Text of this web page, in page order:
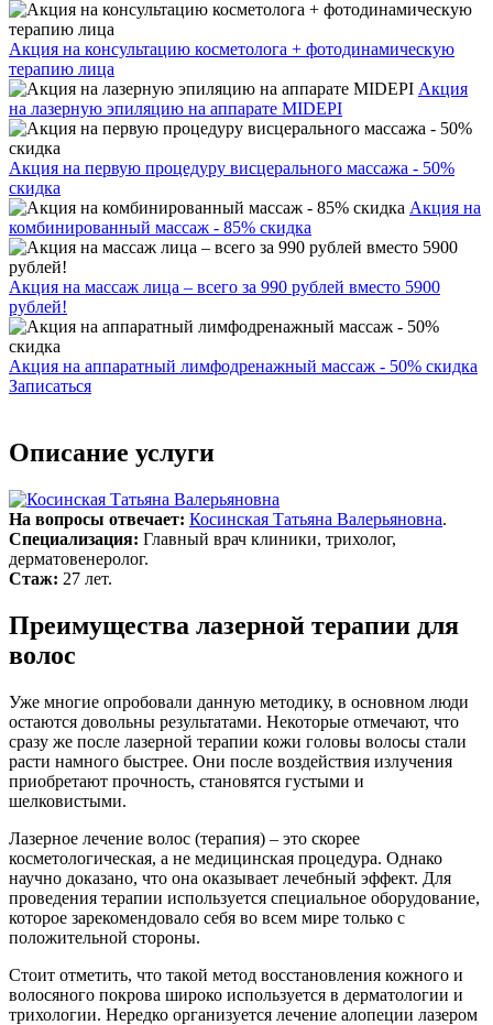
Акция на консультацию косметолога + фотодинамическую
терапию лица
Акция
на лазерную эпиляцию на аппарате MIDEPI
Акция на первую процедуру висцерального массажа - 50%
скидка
Акция на
комбинированный массаж - 85% скидка
Акция на массаж лица – всего за 990 рублей вместо 5900
рублей!
Акция на аппаратный лимфодренажный массаж - 50% скидка
Записаться
Описание услуги
На вопросы отвечает: Косинская Татьяна Валерьяновна.
Специализация: Главный врач клиники, трихолог,
дерматовенеролог.
Стаж: 27 лет.
Преимущества лазерной терапии для
волос
Уже многие опробовали данную методику, в основном люди
остаются довольны результатами. Некоторые отмечают, что
сразу же после лазерной терапии кожи головы волосы стали
расти намного быстрее. Они после воздействия излучения
приобретают прочность, становятся густыми и
шелковистыми.
Лазерное лечение волос (терапия) – это скорее
косметологическая, а не медицинская процедура. Однако
научно доказано, что она оказывает лечебный эффект. Для
проведения терапии используется специальное оборудование,
которое зарекомендовало себя во всем мире только с
положительной стороны.
Стоит отметить, что такой метод восстановления кожного и
волосяного покрова широко используется в дерматологии и
трихологии. Нередко организуется лечение алопеции лазером